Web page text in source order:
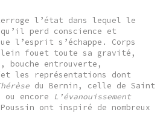
l’état dans lequel le
perd conscience et
l’esprit s’échappe. Corps
fouet toute sa gravité,
bouche entrouverte,
les représentations dont
du Bernin, celle de Saint
ou encore L’évanouissement
ont inspiré de nombreux